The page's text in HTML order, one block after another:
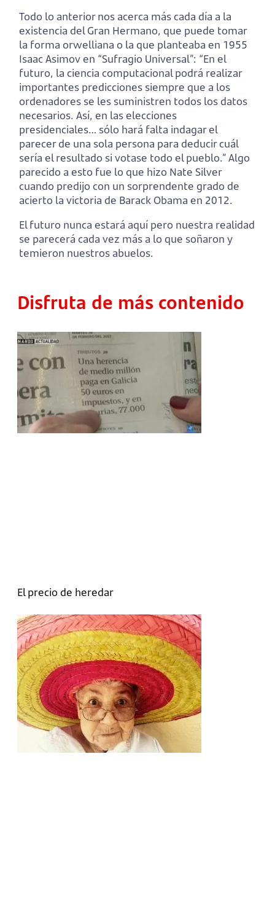
Todo lo anterior nos acerca más cada día a la
existencia del Gran Hermano, que puede tomar
la forma orwelliana o la que planteaba en 1955
Isaac Asimov en “Sufragio Universal”: “En el
futuro, la ciencia computacional podrá realizar
importantes predicciones siempre que a los
ordenadores se les suministren todos los datos
necesarios. Así, en las elecciones
presidenciales… sólo hará falta indagar el
parecer de una sola persona para deducir cuál
sería el resultado si votase todo el pueblo.” Algo
parecido a esto fue lo que hizo Nate Silver
cuando predijo con un sorprendente grado de
acierto la victoria de Barack Obama en 2012.
El futuro nunca estará aquí pero nuestra realidad
se parecerá cada vez más a lo que soñaron y
temieron nuestros abuelos.
Disfruta de más contenido
El precio de heredar